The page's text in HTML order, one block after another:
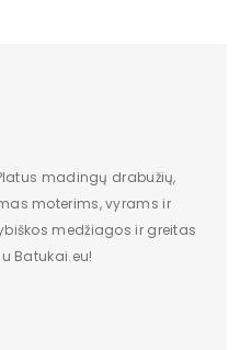
madingų drabužių,
moterims, vyrams ir
medžiagos ir greitas
Batukai.eu!